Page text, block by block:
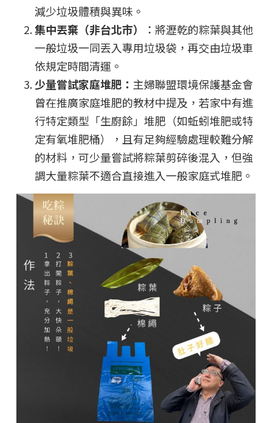
減少垃圾體積與異味。
集中丟棄（非台北市）
：將瀝乾的粽葉與其他
一般垃圾一同丟入專用垃圾袋，再交由垃圾車
依規定時間清運。
少量嘗試家庭堆肥： 主婦聯盟環境保護基金會
曾在推廣家庭堆肥的教材中提及，若家中有進
行特定類型「生廚餘」堆肥（如蚯蚓堆肥或特
定有氧堆肥桶），且有足夠經驗處理較難分解
的材料，可少量嘗試將粽葉剪碎後混入，但強
調大量粽葉不適合直接進入一般家庭式堆肥。